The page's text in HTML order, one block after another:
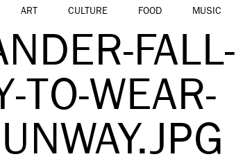
ART CULTURE FOOD MUSIC
FALL-
TO-WEAR-